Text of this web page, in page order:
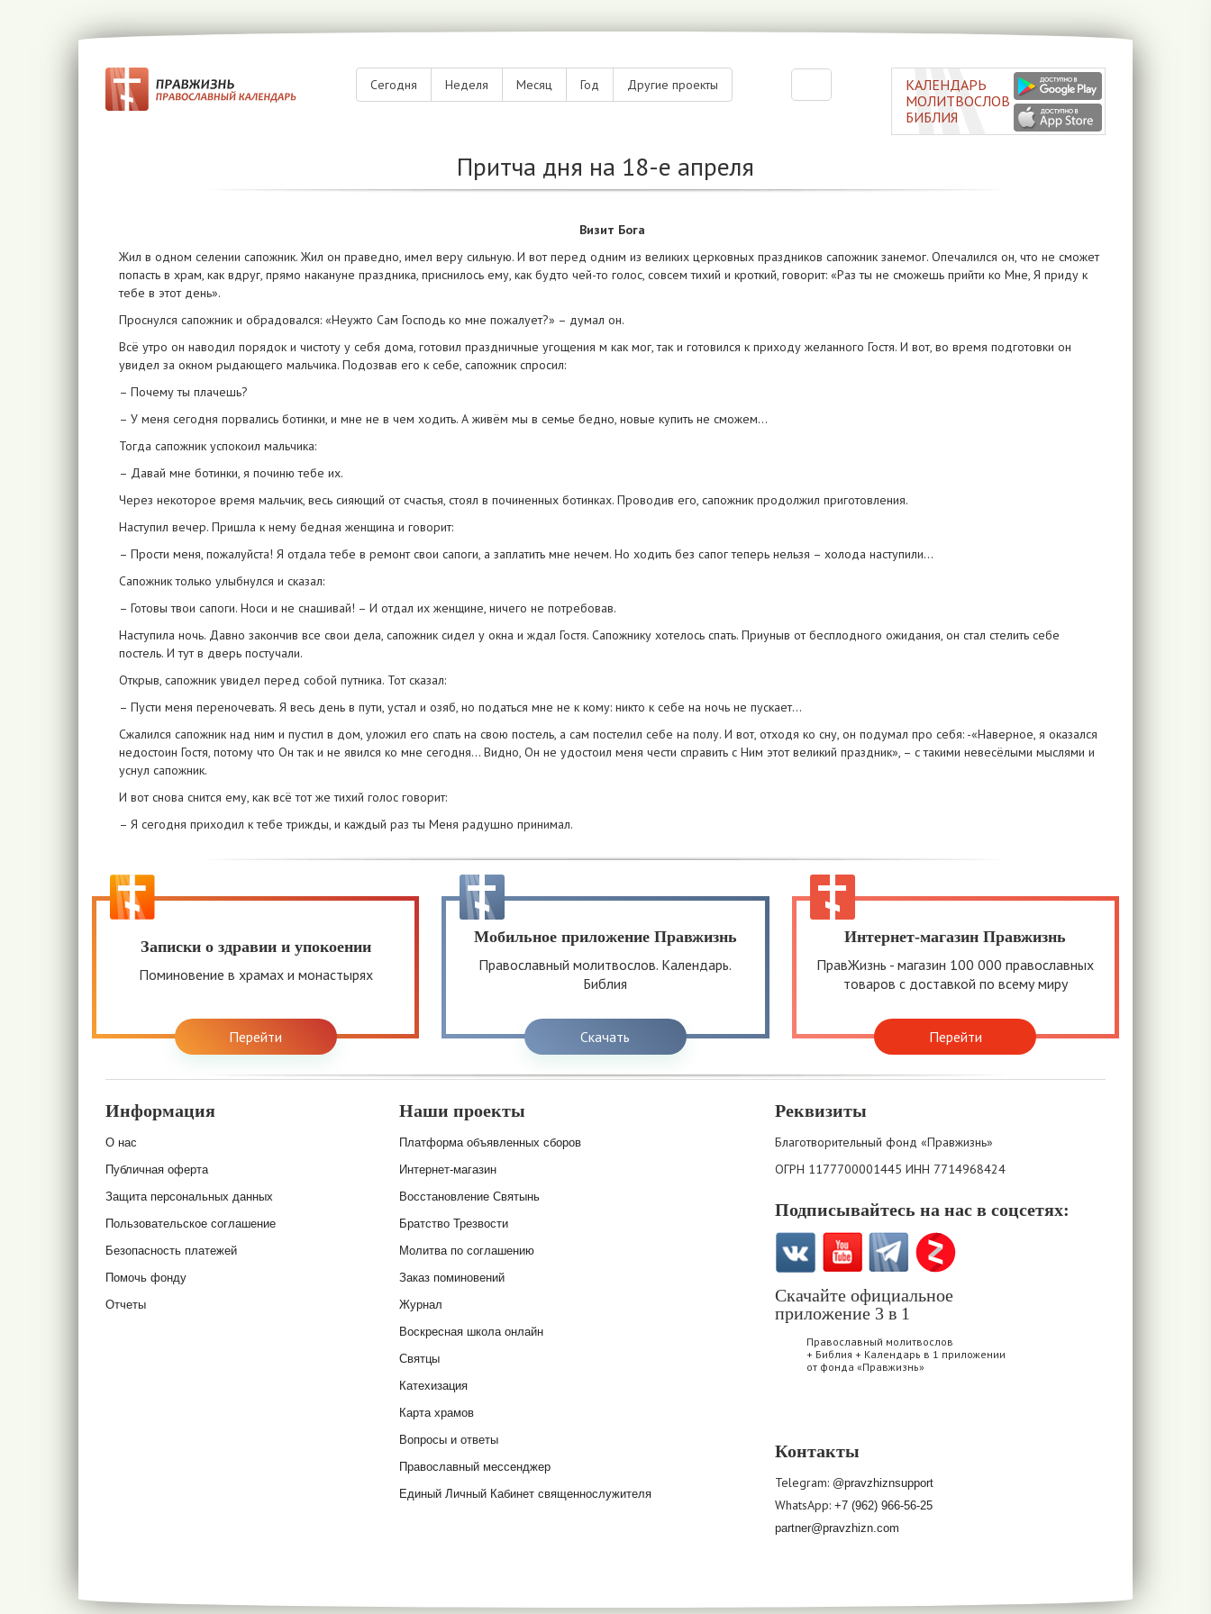
Сегодня Неделя Месяц Год Другие проекты
КАЛЕНДАРЬ
МОЛИТВОСЛОВ
БИБЛИЯ
Притча дня на 18-е апреля
Визит Бога
Жил в одном селении сапожник. Жил он праведно, имел веру сильную. И вот перед одним из великих церковных праздников сапожник занемог. Опечалился он, что не сможет
попасть в храм, как вдруг, прямо накануне праздника, приснилось ему, как будто чей-то голос, совсем тихий и кроткий, говорит: «Раз ты не сможешь прийти ко Мне, Я приду к
тебе в этот день».
Проснулся сапожник и обрадовался: «Неужто Сам Господь ко мне пожалует?» – думал он.
Всё утро он наводил порядок и чистоту у себя дома, готовил праздничные угощения м как мог, так и готовился к приходу желанного Гостя. И вот, во время подготовки он
увидел за окном рыдающего мальчика. Подозвав его к себе, сапожник спросил:
– Почему ты плачешь?
– У меня сегодня порвались ботинки, и мне не в чем ходить. А живём мы в семье бедно, новые купить не сможем…
Тогда сапожник успокоил мальчика:
– Давай мне ботинки, я починю тебе их.
Через некоторое время мальчик, весь сияющий от счастья, стоял в починенных ботинках. Проводив его, сапожник продолжил приготовления.
Наступил вечер. Пришла к нему бедная женщина и говорит:
– Прости меня, пожалуйста! Я отдала тебе в ремонт свои сапоги, а заплатить мне нечем. Но ходить без сапог теперь нельзя – холода наступили…
Сапожник только улыбнулся и сказал:
– Готовы твои сапоги. Носи и не снашивай! – И отдал их женщине, ничего не потребовав.
Наступила ночь. Давно закончив все свои дела, сапожник сидел у окна и ждал Гостя. Сапожнику хотелось спать. Приуныв от бесплодного ожидания, он стал стелить себе
постель. И тут в дверь постучали.
Открыв, сапожник увидел перед собой путника. Тот сказал:
– Пусти меня переночевать. Я весь день в пути, устал и озяб, но податься мне не к кому: никто к себе на ночь не пускает…
Сжалился сапожник над ним и пустил в дом, уложил его спать на свою постель, а сам постелил себе на полу. И вот, отходя ко сну, он подумал про себя: -«Наверное, я оказался
недостоин Гостя, потому что Он так и не явился ко мне сегодня… Видно, Он не удостоил меня чести справить с Ним этот великий праздник», – с такими невесёлыми мыслями и
уснул сапожник.
И вот снова снится ему, как всё тот же тихий голос говорит:
– Я сегодня приходил к тебе трижды, и каждый раз ты Меня радушно принимал.
Записки о здравии и упокоении
Поминовение в храмах и монастырях
Перейти
Мобильное приложение Правжизнь
Православный молитвослов. Календарь.
Библия
Скачать
Интернет-магазин Правжизнь
ПравЖизнь - магазин 100 000 православных
товаров с доставкой по всему миру
Перейти
Информация
О нас
Публичная оферта
Защита персональных данных
Пользовательское соглашение
Безопасность платежей
Помочь фонду
Отчеты
Наши проекты
Платформа объявленных сборов
Интернет-магазин
Восстановление Святынь
Братство Трезвости
Молитва по соглашению
Заказ поминовений
Журнал
Воскресная школа онлайн
Святцы
Катехизация
Карта храмов
Вопросы и ответы
Православный мессенджер
Единый Личный Кабинет священнослужителя
Реквизиты
Благотворительный фонд «Правжизнь»
ОГРН 1177700001445 ИНН 7714968424
Подписывайтесь на нас в соцсетях:
Скачайте официальное
приложение 3 в 1
Православный молитвослов
+ Библия + Календарь в 1 приложении
от фонда «Правжизнь»
Контакты
Telegram: @pravzhiznsupport
WhatsApp: +7 (962) 966-56-25
partner@pravzhizn.com